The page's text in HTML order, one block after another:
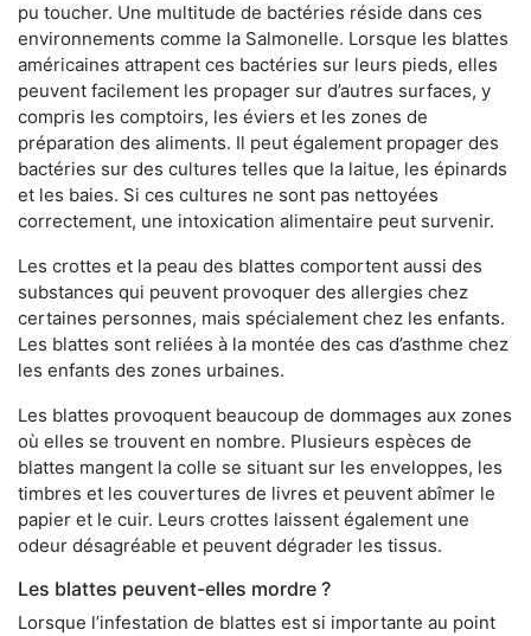
pu toucher. Une multitude de bactéries réside dans ces
environnements comme la Salmonelle. Lorsque les blattes
américaines attrapent ces bactéries sur leurs pieds, elles
peuvent facilement les propager sur d’autres surfaces, y
compris les comptoirs, les éviers et les zones de
préparation des aliments. Il peut également propager des
bactéries sur des cultures telles que la laitue, les épinards
et les baies. Si ces cultures ne sont pas nettoyées
correctement, une intoxication alimentaire peut survenir.
Les crottes et la peau des blattes comportent aussi des
substances qui peuvent provoquer des allergies chez
certaines personnes, mais spécialement chez les enfants.
Les blattes sont reliées à la montée des cas d’asthme chez
les enfants des zones urbaines.
Les blattes provoquent beaucoup de dommages aux zones
où elles se trouvent en nombre. Plusieurs espèces de
blattes mangent la colle se situant sur les enveloppes, les
timbres et les couvertures de livres et peuvent abîmer le
papier et le cuir. Leurs crottes laissent également une
odeur désagréable et peuvent dégrader les tissus.
Les blattes peuvent-elles mordre ?
Lorsque l’infestation de blattes est si importante au point